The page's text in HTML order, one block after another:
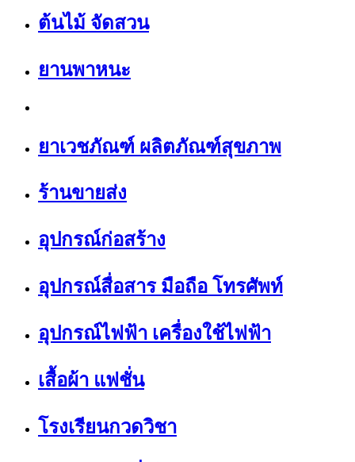
ต้นไม้ จัดสวน
ยานพาหนะ
ยาเวชภัณฑ์ ผลิตภัณฑ์สุขภาพ
ร้านขายส่ง
อุปกรณ์ก่อสร้าง
อุปกรณ์สื่อสาร มือถือ โทรศัพท์
อุปกรณ์ไฟฟ้า เครื่องใช้ไฟฟ้า
เสื้อผ้า แฟชั่น
โรงเรียนกวดวิชา